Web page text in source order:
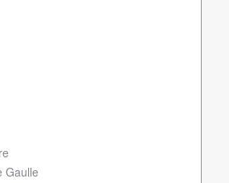
Gaulle